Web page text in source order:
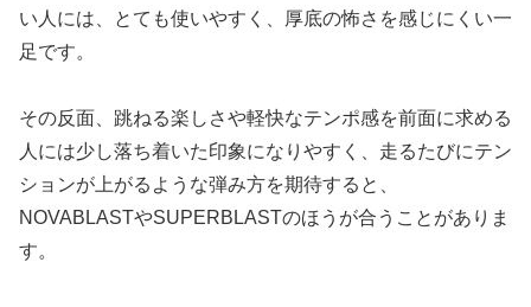
い人には、とても使いやすく、厚底の怖さを感じにくい一
足です。
その反面、跳ねる楽しさや軽快なテンポ感を前面に求める
人には少し落ち着いた印象になりやすく、走るたびにテン
ションが上がるような弾み方を期待すると、
NOVABLASTやSUPERBLASTのほうが合うことがありま
す。